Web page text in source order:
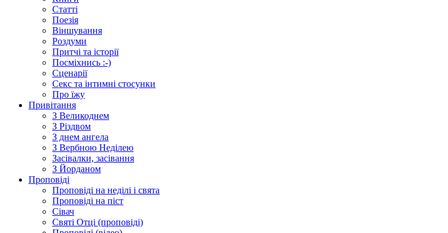
Статті
Поезія
Віншування
Роздуми
Притчі та історії
Посміхнись :-)
Сценарії
Секс та інтимні стосунки
Про їжу
Привітання
З Великоднем
З Різдвом
З днем ангела
З Вербною Неділею
Засівалки, засівання
З Йорданом
Проповіді
Проповіді на неділі і свята
Проповіді на піст
Сівач
Святі Отці (проповіді)